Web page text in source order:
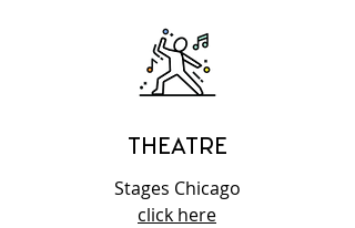
THEATRE
Stages Chicago
click here